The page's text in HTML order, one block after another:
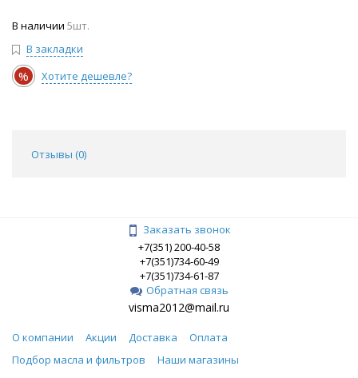
В наличии 5шт.
В закладки
% Хотите дешевле?
Отзывы (0)
Заказать звонок
+7(351) 200-40-58
+7(351)734-60-49
+7(351)734-61-87
Обратная связь
visma2012@mail.ru
О компании Акции Доставка
Оплата
Подбор масла и фильтров
Наши магазины